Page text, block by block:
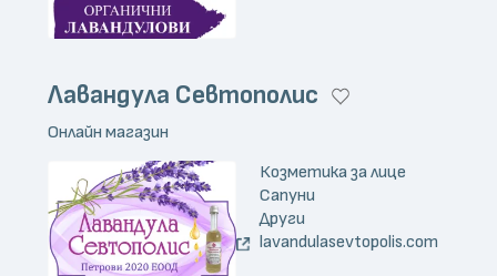
Лавандула Севтополис
Онлайн магазин
Козметика за лице
Сапуни
Други
lavandulasevtopolis.com